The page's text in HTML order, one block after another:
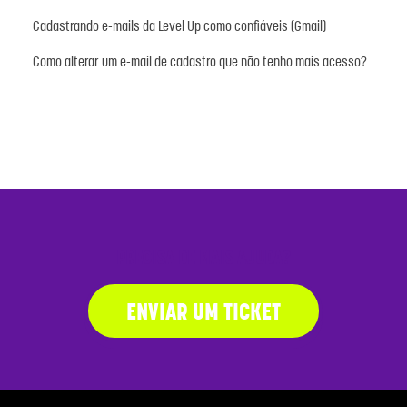
Cadastrando e-mails da Level Up como confiáveis (Gmail)
Como alterar um e-mail de cadastro que não tenho mais acesso?
ENVIAR UM TICKET